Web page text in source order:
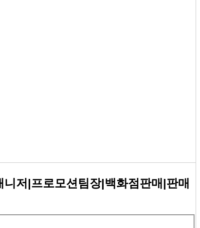
저|프로모션팀장|백화점판매|판매